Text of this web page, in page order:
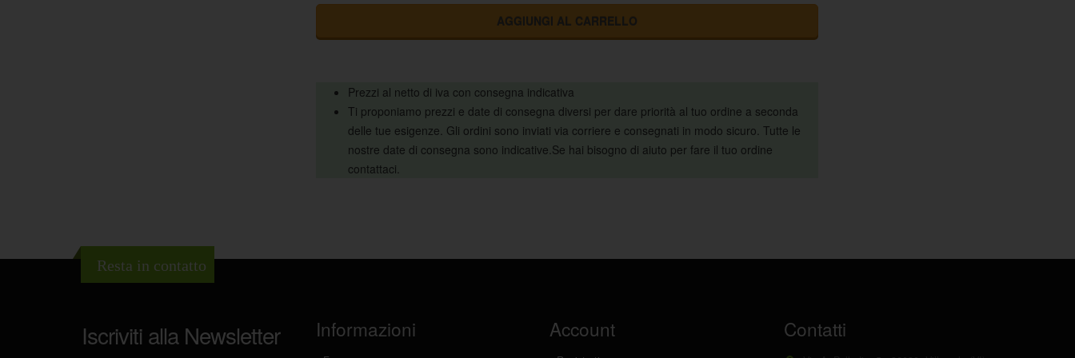
AGGIUNGI AL CARRELLO
Prezzi al netto di iva con consegna indicativa
Ti proponiamo prezzi e date di consegna diversi per dare priorità al tuo ordine a seconda
delle tue esigenze. Gli ordini sono inviati via corriere e consegnati in modo sicuro. Tutte le
nostre date di consegna sono indicative.Se hai bisogno di aiuto per fare il tuo ordine
contattaci.
Resta in contatto
Iscriviti alla Newsletter Informazioni Account Contatti